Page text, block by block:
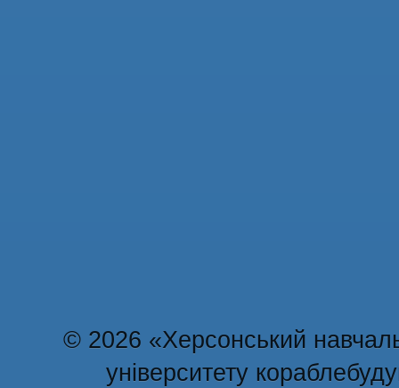
© 2026 «Херсонський
університету